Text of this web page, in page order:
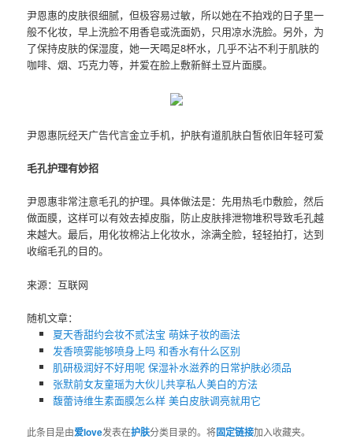
尹恩惠的皮肤很细腻，但极容易过敏，所以她在不拍戏的日子里一
般不化妆，早上洗脸不用香皂或洗面奶，只用凉水洗脸。另外，为
了保持皮肤的保湿度，她一天喝足8杯水，几乎不沾不利于肌肤的
咖啡、烟、巧克力等，并爱在脸上敷新鲜土豆片面膜。
尹恩惠阮经天广告代言金立手机，护肤有道肌肤白皙依旧年轻可爱
毛孔护理有妙招
尹恩惠非常注意毛孔的护理。具体做法是：先用热毛巾敷脸，然后
做面膜，这样可以有效去掉皮脂，防止皮肤排泄物堆积导致毛孔越
来越大。最后，用化妆棉沾上化妆水，涂满全脸，轻轻拍打，达到
收缩毛孔的目的。
来源：互联网
随机文章：
夏天香甜约会妆不贰法宝 萌妹子妆的画法
发香喷雾能够喷身上吗 和香水有什么区别
肌研极润好不好用呢 保湿补水滋养的日常护肤必须品
张默前女友童瑶为大伙儿共享私人美白的方法
馥蕾诗维生素面膜怎么样 美白皮肤调亮就用它
此条目是由爱love发表在护肤分类目录的。将固定链接加入收藏夹。